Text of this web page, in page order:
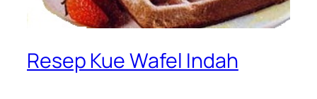
Resep Kue Wafel Indah